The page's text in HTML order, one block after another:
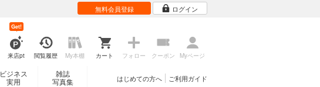
無料会員登録 ログイン
来店pt
Get!
閲覧履歴 My本棚 カート フォロー クーポン Myページ
ビジネス
実用
雑誌
写真集
ご利用ガイド
はじめての方へ